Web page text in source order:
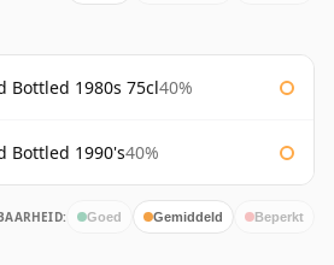
Bottled 1980s 75cl40%
Bottled 1990's40%
Goed Gemiddeld Beperkt